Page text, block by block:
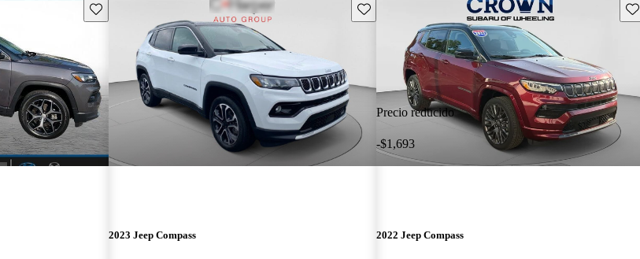
Guarda este Aviso Guarda este Aviso
2023 Jeep Compass
Precio reducido
-$1,693
2022 Jeep Compass